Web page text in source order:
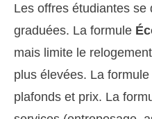
Les offres étudiantes se
graduées. La formule
mais limite le
plus élevées. La formule
plafonds et prix. La